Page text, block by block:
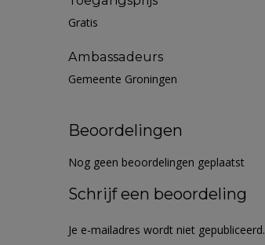
Gratis
Ambassadeurs
Gemeente Groningen
Beoordelingen
Nog geen beoordelingen geplaatst
Schrijf een beoordeling
Je e-mailadres wordt niet gepubliceerd.